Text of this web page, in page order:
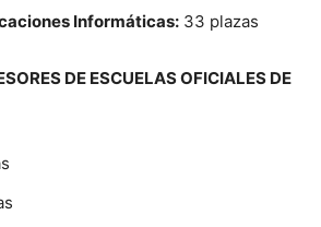
Informáticas: 33 plazas
DE ESCUELAS OFICIALES DE